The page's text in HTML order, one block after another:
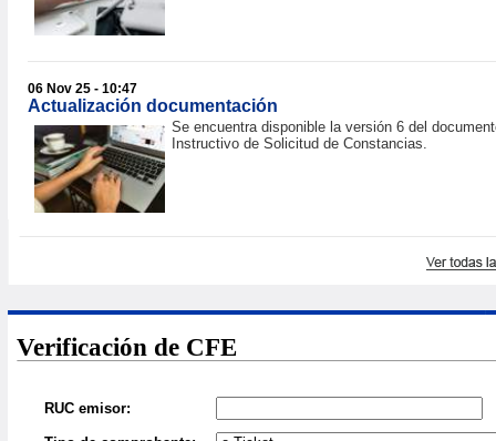
06 Nov 25 - 10:47
Actualización documentación
Se encuentra disponible la versión 6 del
Instructivo de Solicitud de Constancias.
Verificación de CFE